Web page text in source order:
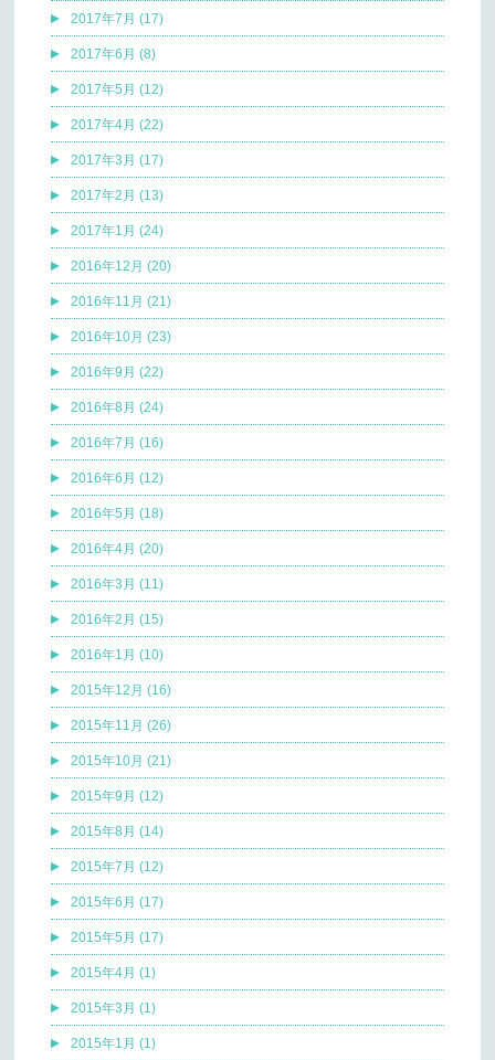
2017年7月 (17)
2017年6月 (8)
2017年5月 (12)
2017年4月 (22)
2017年3月 (17)
2017年2月 (13)
2017年1月 (24)
2016年12月 (20)
2016年11月 (21)
2016年10月 (23)
2016年9月 (22)
2016年8月 (24)
2016年7月 (16)
2016年6月 (12)
2016年5月 (18)
2016年4月 (20)
2016年3月 (11)
2016年2月 (15)
2016年1月 (10)
2015年12月 (16)
2015年11月 (26)
2015年10月 (21)
2015年9月 (12)
2015年8月 (14)
2015年7月 (12)
2015年6月 (17)
2015年5月 (17)
2015年4月 (1)
2015年3月 (1)
2015年1月 (1)